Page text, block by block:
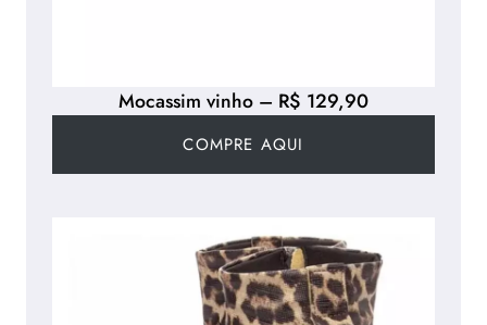
Mocassim vinho – R$ 129,90
COMPRE AQUI